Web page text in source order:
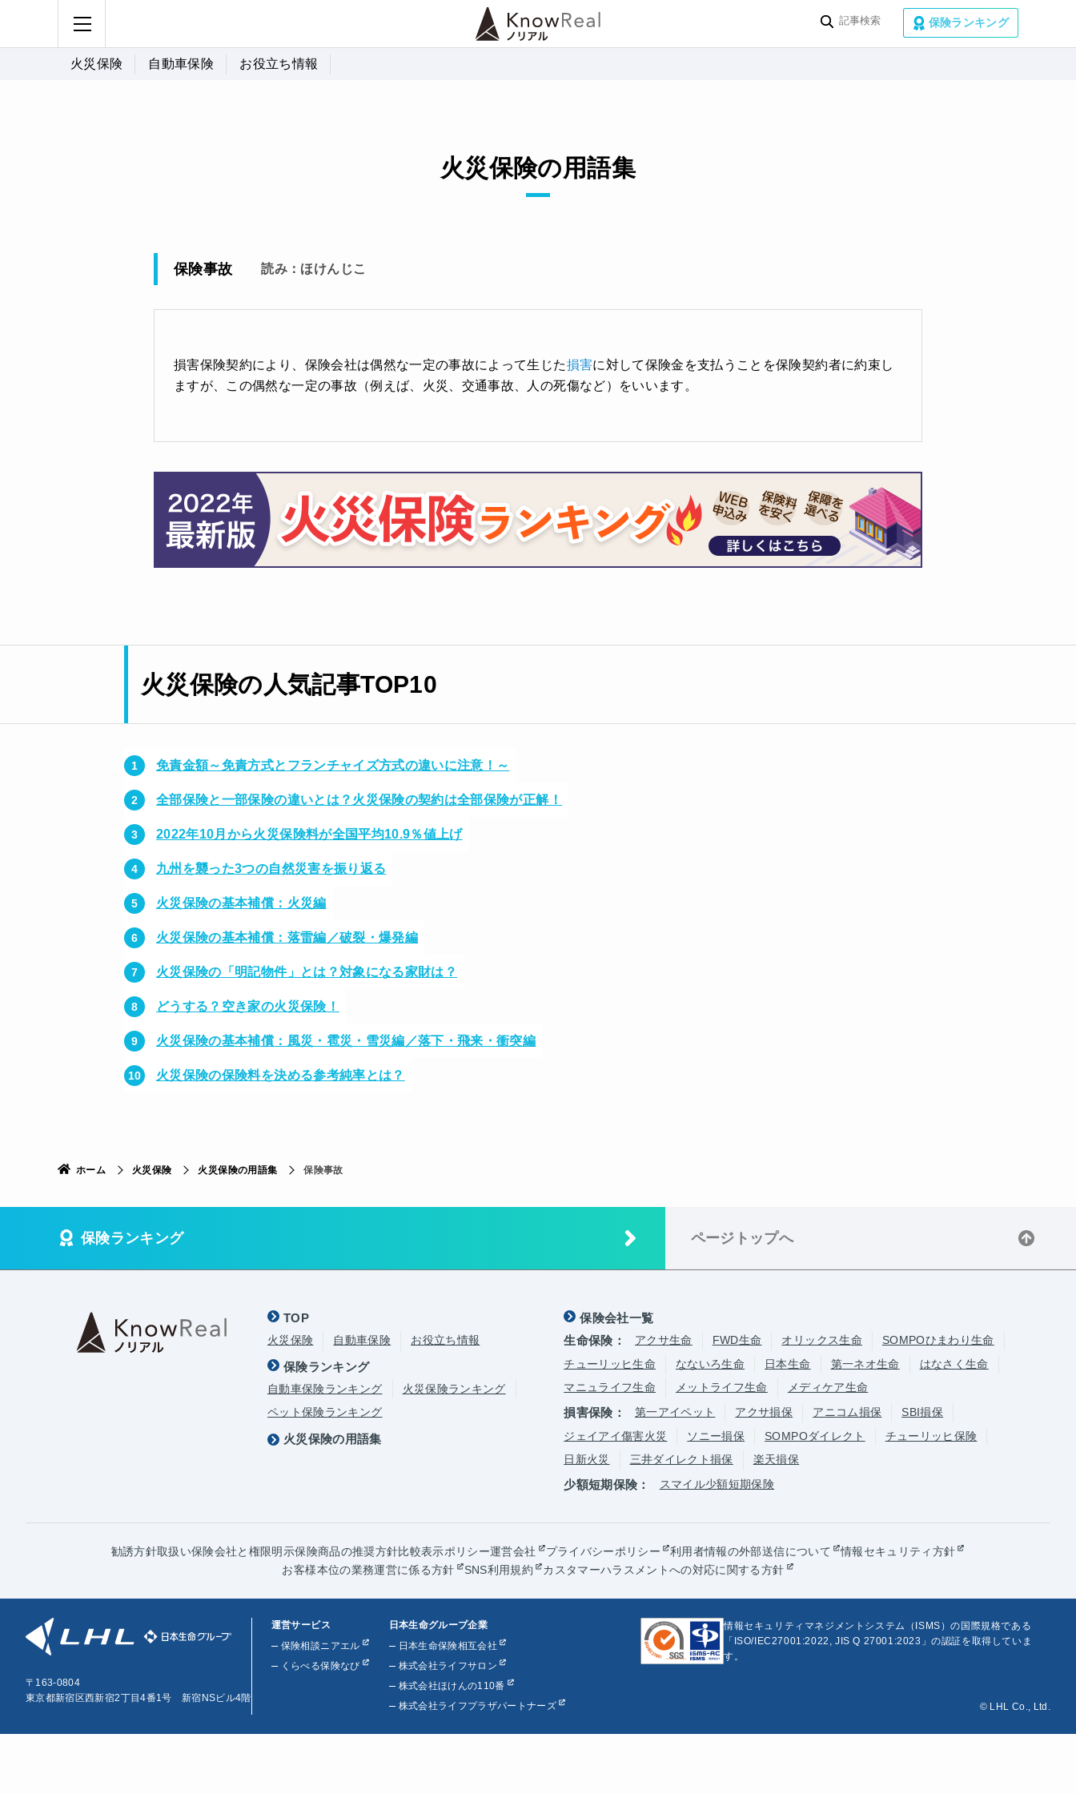
保険ランキング
火災保険 自動車保険 お役立ち情報
火災保険の用語集
保険事故 読み：ほけんじこ
損害保険契約により、保険会社は偶然な一定の事故によって生じた損害に対して保険金を支払うことを保険契約者に約束し
ますが、この偶然な一定の事故（例えば、火災、交通事故、人の死傷など）をいいます。
火災保険の人気記事TOP10
免責金額～免責方式とフランチャイズ方式の違いに注意！～
全部保険と一部保険の違いとは？火災保険の契約は全部保険が正解！
2022年10月から火災保険料が全国平均10.9％値上げ
九州を襲った3つの自然災害を振り返る
火災保険の基本補償：火災編
火災保険の基本補償：落雷編／破裂・爆発編
火災保険の「明記物件」とは？対象になる家財は？
どうする？空き家の火災保険！
火災保険の基本補償：風災・雹災・雪災編／落下・飛来・衝突編
火災保険の保険料を決める参考純率とは？
ホーム 火災保険 火災保険の用語集 保険事故
保険ランキング ページトップへ
TOP
火災保険 自動車保険 お役立ち情報
保険ランキング
自動車保険ランキング
火災保険ランキング
ペット保険ランキング
火災保険の用語集
保険会社一覧
生命保険：
アクサ生命 FWD生命 オリックス生命
SOMPOひまわり生命
チューリッヒ生命
なないろ生命 日本生命 第一ネオ生命
はなさく生命
マニュライフ生命
メットライフ生命 メディケア生命
損害保険： 第一アイペット アクサ損保 アニコム損保
SBI損保
ジェイアイ傷害火災
ソニー損保 SOMPOダイレクト
チューリッヒ保険
日新火災
三井ダイレクト損保 楽天損保
少額短期保険： スマイル少額短期保険
勧誘方針取扱い保険会社と権限明示保険商品の推奨方針比較表示ポリシー運営会社 プライバシーポリシー 利用者情報の外部送信について
情報セキュリティ方針
お客様本位の業務運営に係る方針
SNS利用規約 カスタマーハラスメントへの対応に関する方針
〒163-0804
東京都新宿区西新宿2丁目4番1号 新宿NSビル4階
運営サービス
保険相談ニアエル
くらべる保険なび
日本生命グループ企業
日本生命保険相互会社
株式会社ライフサロン
株式会社ほけんの110番
株式会社ライフプラザパートナーズ
情報セキュリティマネジメントシステム（ISMS）の国際規格である
「ISO/IEC27001:2022, JIS Q 27001:2023」の認証を取得していま
す。
© LHL Co., Ltd.